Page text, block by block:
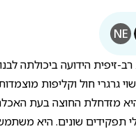
NE
זיפית הידועה ביכולתה
גרגרי חול וקליפות
מזדחלת החוצה בעת
תפקידים שונים. היא